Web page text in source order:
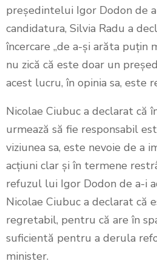
președintelui Igor Dodon de
candidatura, Silvia Radu a
încercare „de a-și arăta puțin
nu zică că este doar un
acest lucru, în opinia sa, este
Nicolae Ciubuc a declarat că
urmează să fie responsabil
viziunea sa, este nevoie de a
acțiuni clar și în termene
refuzul lui Igor Dodon de a-i
Nicolae Ciubuc a declarat că
regretabil, pentru că are în
suficientă pentru a derula
minister.